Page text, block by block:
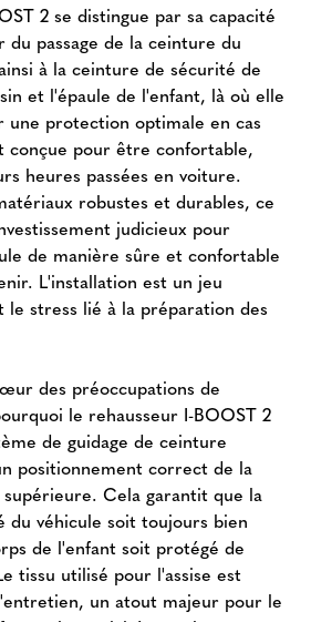
2 se distingue par sa capacité
du passage de la ceinture du
à la ceinture de sécurité de
et l'épaule de l'enfant, là où elle
protection optimale en cas
conçue pour être confortable,
heures passées en voiture.
robustes et durables, ce
judicieux pour
de manière sûre et confortable
L'installation est un jeu
le stress lié à la préparation des
des préoccupations de
le rehausseur I-BOOST 2
de guidage de ceinture
positionnement correct de la
Cela garantit que la
du véhicule soit toujours bien
de l'enfant soit protégé de
tissu utilisé pour l'assise est
un atout majeur pour le